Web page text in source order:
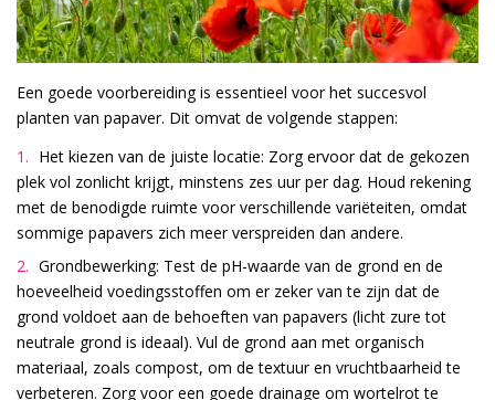
Een goede voorbereiding is essentieel voor het succesvol
planten van papaver. Dit omvat de volgende stappen:
Het kiezen van de juiste locatie: Zorg ervoor dat de gekozen
plek vol zonlicht krijgt, minstens zes uur per dag. Houd rekening
met de benodigde ruimte voor verschillende variëteiten, omdat
sommige papavers zich meer verspreiden dan andere.
Grondbewerking: Test de pH-waarde van de grond en de
hoeveelheid voedingsstoffen om er zeker van te zijn dat de
grond voldoet aan de behoeften van papavers (licht zure tot
neutrale grond is ideaal). Vul de grond aan met organisch
materiaal, zoals compost, om de textuur en vruchtbaarheid te
verbeteren. Zorg voor een goede drainage om wortelrot te